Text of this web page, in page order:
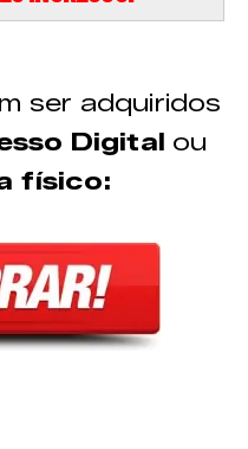
ser adquiridos
Digital ou
físico: